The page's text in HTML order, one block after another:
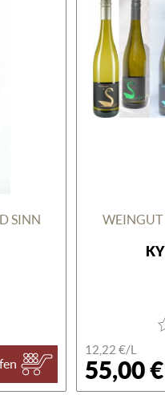
SINN
12,22 €/L
55,00 €